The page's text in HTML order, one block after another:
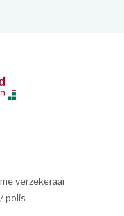
verzekeraar
polis